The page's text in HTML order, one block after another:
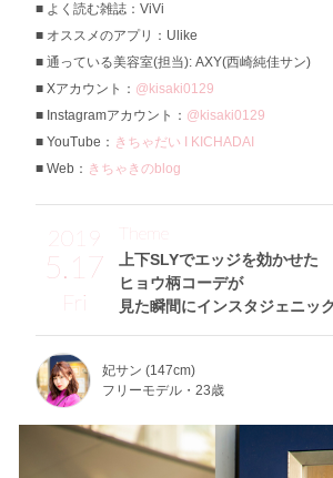
よく読む雑誌：ViVi
オススメのアプリ：Ulike
通っている美容室(担当): AXY(西崎純佳サン)
Xアカウント： @kisaki0129
Instagramアカウント： @kisaki0129
YouTube： きちゃだい I KICHADAI
Web： きちゃきのblog
2019
5.17
Fri
上下SLYでエッジを効かせた
ヒョウ柄コーデが
見た瞬間にインスタジェニッ
Theme
妃サン (147cm)
フリーモデル・23歳